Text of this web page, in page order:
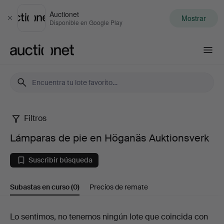
Cerrar
Auctionet
Disponible en Google Play Mostrar
Lámparas
de
pie
en
Filtros
Lámparas de pie en Höganäs Auktionsverk
Suscribir búsqueda
Subastas en curso(0) Precios de remate
Subastas
Lo sentimos, no tenemos ningún lote que coincida con